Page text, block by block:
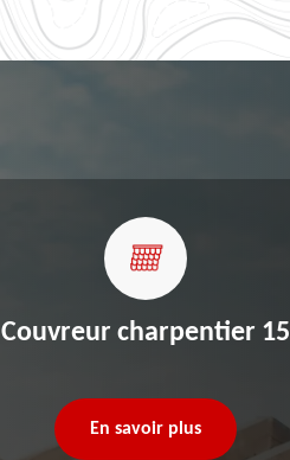
Couvreur charpentier 15
En savoir plus